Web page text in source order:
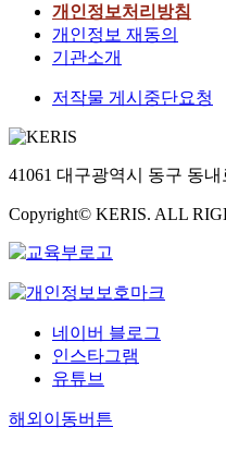
개인정보처리방침
개인정보 재동의
기관소개
저작물 게시중단요청
41061 대구광역시 동구 동
Copyright© KERIS. ALL
네이버 블로그
인스타그램
유튜브
해외이동버튼